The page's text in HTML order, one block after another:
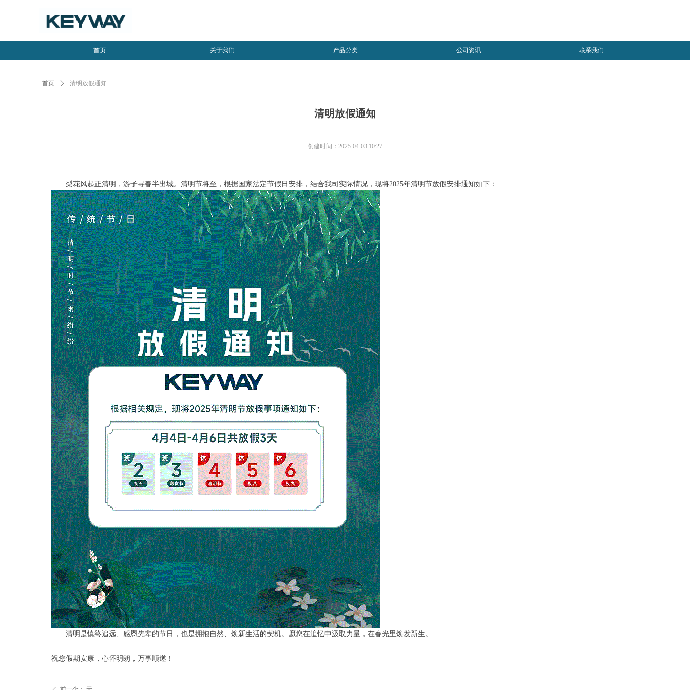
首页 关于我们 产品分类 公司资讯 联系我们
清明放假通知
梨花风起正清明，游子寻春半出城。清明节将至，根据国家法定节假日安排，结合我司实际情况，现将2025年清明节放假安排通知如下：
清明是慎终追远、感恩先辈的节日，也是拥抱自然、焕新生活的契机。愿您在追忆中汲取力量，在春光里焕发新生。
祝您假期安康，心怀明朗，万事顺遂！
首页 ꄲ 清明放假通知
创建时间： 2025-04-03 10:27